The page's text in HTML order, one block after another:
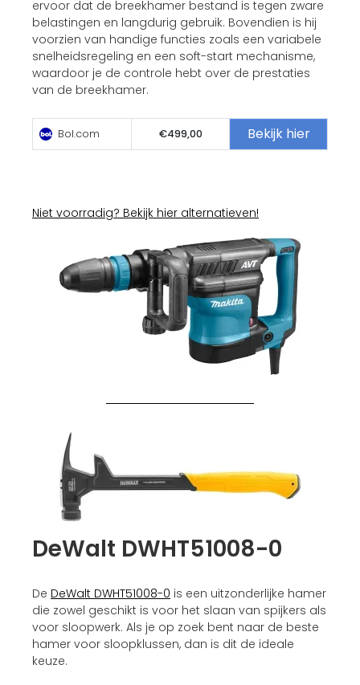
ervoor dat de breekhamer bestand is tegen zware
belastingen en langdurig gebruik. Bovendien is hij
voorzien van handige functies zoals een variabele
snelheidsregeling en een soft-start mechanisme,
waardoor je de controle hebt over de prestaties
van de breekhamer.
Bol.com €499,00 Bekijk hier
Niet voorradig? Bekijk hier alternatieven!
DeWalt DWHT51008-0
De DeWalt DWHT51008-0 is een uitzonderlijke hamer
die zowel geschikt is voor het slaan van spijkers als
voor sloopwerk. Als je op zoek bent naar de beste
hamer voor sloopklussen, dan is dit de ideale
keuze.